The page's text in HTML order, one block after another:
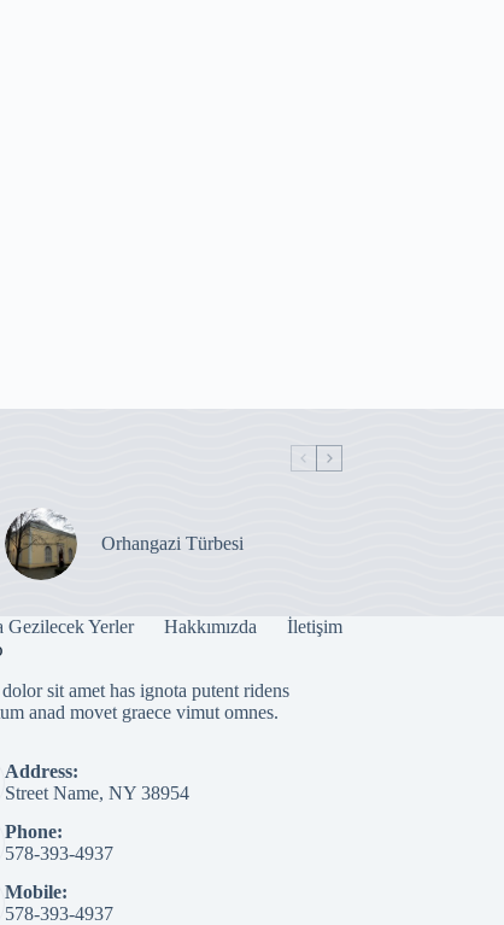
Orhangazi Türbesi
Gezilecek Yerler Hakkımızda İletişim
sit amet has ignota putent ridens
anad movet graece vimut omnes.
Address:
Street Name, NY 38954
Phone:
578-393-4937
Mobile:
578-393-4937